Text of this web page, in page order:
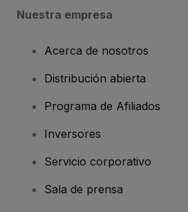
Nuestra empresa
Acerca de nosotros
Distribución abierta
Programa de Afiliados
Inversores
Servicio corporativo
Sala de prensa